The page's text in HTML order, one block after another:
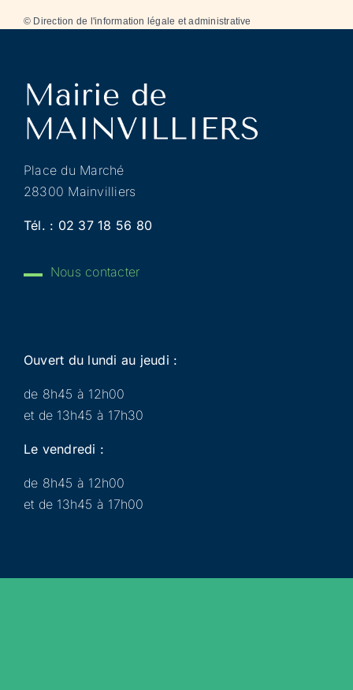
© Direction de l'information légale et administrative
Place du Marché
28300 Mainvilliers
Tél. : 02 37 18 56 80
Nous contacter
Ouvert du lundi au jeudi :
de 8h45 à 12h00
et de 13h45 à 17h30
Le vendredi :
de 8h45 à 12h00
et de 13h45 à 17h00